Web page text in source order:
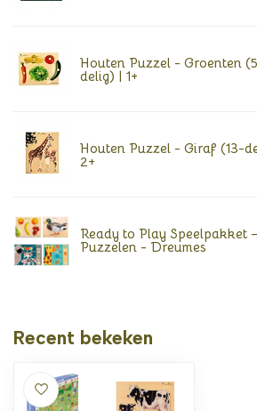
Houten Puzzel - Groenten
delig) | 1+
Houten Puzzel - Giraf (13-
2+
Ready to Play Speelpakket –
Puzzelen - Dreumes
Recent bekeken